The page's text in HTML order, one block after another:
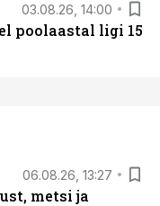
03.08.26, 14:00
poolaastal ligi 15
06.08.26, 13:27
metsi ja